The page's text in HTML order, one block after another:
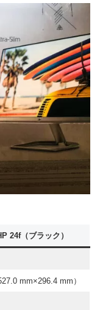
24f（ブラック）
mm×296.4 mm）